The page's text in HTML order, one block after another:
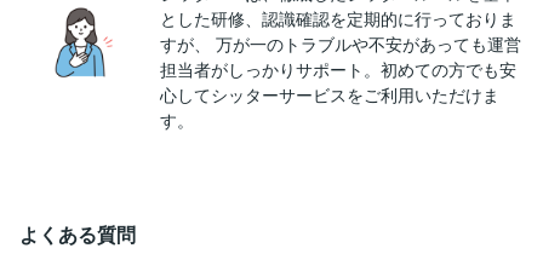
とした研修、認識確認を定期的に行っておりま
すが、 万が一のトラブルや不安があっても運営
担当者がしっかりサポート。初めての方でも安
心してシッターサービスをご利用いただけま
す。
よくある質問